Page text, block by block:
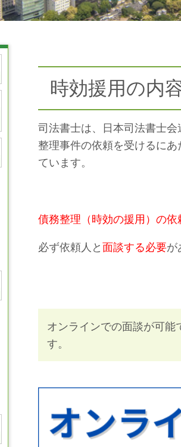
時効援用の内
司法書士は、日本司法書士
整理事件の依頼を受けるに
ています。
債務整理（時効の援用）の依
必ず依頼人と面談する必要が
オンラインでの面談が可
す。